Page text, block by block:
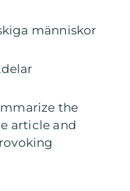
människor
the
article and